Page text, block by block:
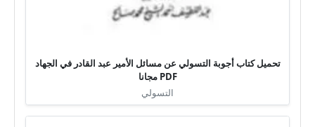
تحميل كتاب أجوبة التسولي عن مسائل الأمير عبد القادر في الجهاد
PDF مجانا
التسولي